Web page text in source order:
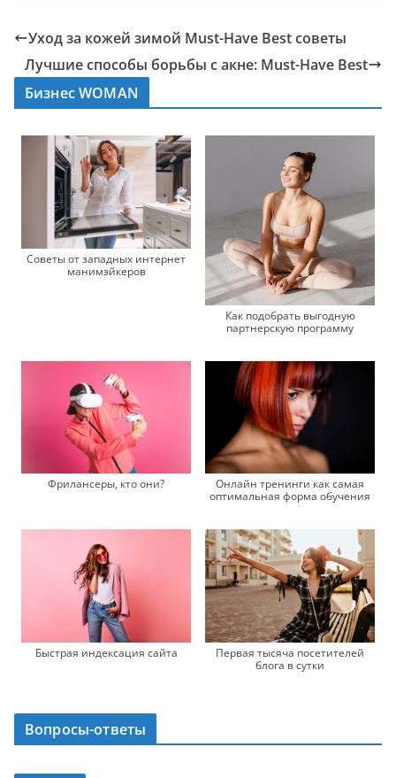
Уход за кожей зимой Must-Have Best советы
Лучшие способы борьбы с акне: Must-Have Best
Бизнес WOMAN
Советы от западных интернет
манимэйкеров
Как подобрать выгодную
партнерскую программу
Фрилансеры, кто они?
Онлайн тренинги как самая
оптимальная форма обучения
Быстрая индексация сайта
Первая тысяча посетителей
блога в сутки
Вопросы-ответы